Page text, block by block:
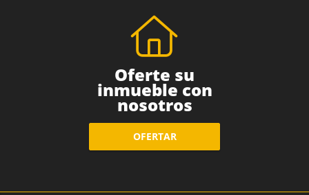
Oferte su
inmueble con
nosotros
OFERTAR